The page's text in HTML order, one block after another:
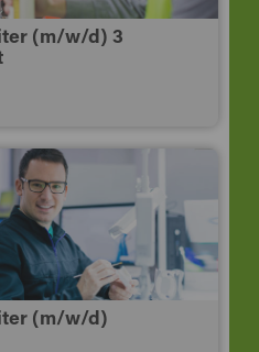
(m/w/d) 3
(m/w/d)